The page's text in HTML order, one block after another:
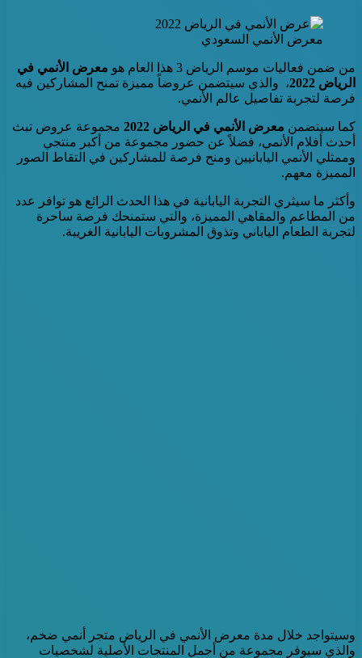
معرض الأنمي السعودي
من ضمن فعاليات موسم الرياض 3 هذا العام هو
معرض الأنمي في
الرياض 2022
، والذي سيتضمن عروضاً مميزة تمنح المشاركين فيه
فرصة لتجربة تفاصيل عالم الأنمي.
كما سيتضمن معرض الأنمي في الرياض 2022
مجموعة عروض تبث
أحدث أفلام الأنمي، فضلاً عن حضور مجموعة من أكبر منتجي
وممثلي الأنمي اليابانيين ومنح فرصة للمشاركين في التقاط الصور
المميزة معهم.
وأكثر ما سيثري التجربة اليابانية في هذا الحدث الرائع هو توافر عدد
من المطاعم والمقاهي المميزة، والتي ستمنحك فرصة ساحرة
لتجربة الطعام الياباني وتذوق المشروبات اليابانية الغريبة.
وسيتواجد خلال مدة معرض الأنمي في الرياض متجر أنمي ضخم،
والذي سيوفر مجموعة من أجمل المنتجات الأصلية لشخصيات